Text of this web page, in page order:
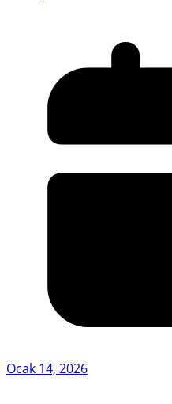
Ocak 14, 2026